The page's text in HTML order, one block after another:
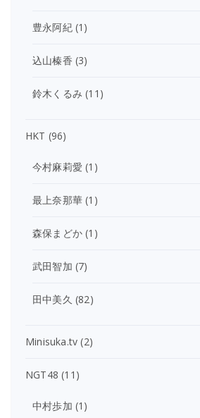
豊永阿紀(1)
込山榛香 (3)
鈴木くるみ (11)
HKT (96)
今村麻莉愛 (1)
最上奈那華 (1)
森保まどか (1)
武田智加 (7)
田中美久 (82)
Minisuka.tv (2)
NGT48 (11)
中村歩加 (1)